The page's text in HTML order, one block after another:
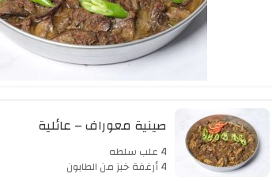
صينية معوراف – عائلية
4 علب سلطه
4 أرغفة خبز من الطابون